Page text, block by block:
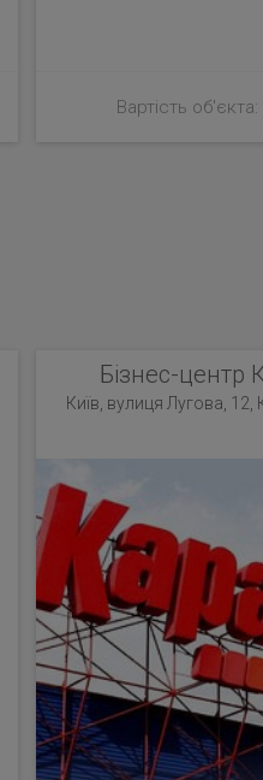
Вартість
Бізнес-центр
Київ, вулиця Лугова, 12,